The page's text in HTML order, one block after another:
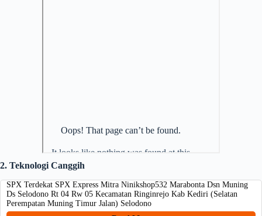
2. Teknologi Canggih
SPX Terdekat SPX Express Mitra Ninikshop532 Marabonta Dsn Muning
Ds Selodono Rt 04 Rw 05 Kecamatan Ringinrejo Kab Kediri (Selatan
Perempatan Muning Timur Jalan) Selodono